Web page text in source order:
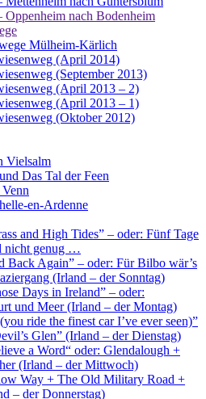
Oppenheim nach Bodenheim
Mülheim-Kärlich
(April 2014)
(September 2013)
(April 2013 – 2)
(April 2013 – 1)
(Oktober 2012)
Vielsalm
Das Tal der Feen
en-Ardenne
and High Tides” – oder: Fünf Tage
nicht genug …
Back Again” – oder: Für Bilbo wär’s
(Irland – der Sonntag)
Days in Ireland” – oder:
und Meer (Irland – der Montag)
ride the finest car I’ve ever seen)”
Glen” (Irland – der Dienstag)
a Word“ oder: Glendalough +
(Irland – der Mittwoch)
Way + The Old Military Road +
– der Donnerstag)